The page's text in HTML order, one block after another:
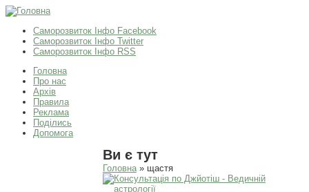
Саморозвиток Інфо Facebook
Саморозвиток Інфо Twitter
Саморозвиток Інфо RSS
Головна
Про нас
Архів
Правила
Реклама
Поділись
Допомога
Ви є тут
Головна» щастя